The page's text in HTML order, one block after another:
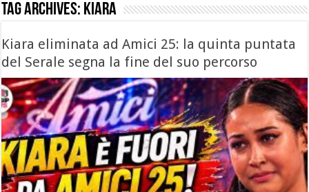
Tag Archives: Kiara
Kiara eliminata ad Amici 25: la quinta puntata
del Serale segna la fine del suo percorso